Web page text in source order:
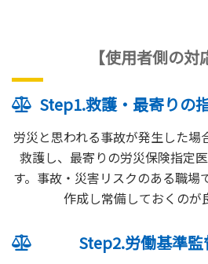
【使用者側の対
Step1.救護・最寄りの
労災と思われる事故が発生した場
救護し、最寄りの労災保険指定
す。事故・災害リスクのある職場
作成し常備しておくのが
Step2.労働基準